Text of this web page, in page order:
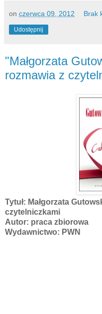
on czerwca 09, 2012 Brak
Udostępnij
"Małgorzata
rozmawia z
Tytuł: Małgorzata
czytelniczkami
Autor: praca zbiorowa
Wydawnictwo: PWN